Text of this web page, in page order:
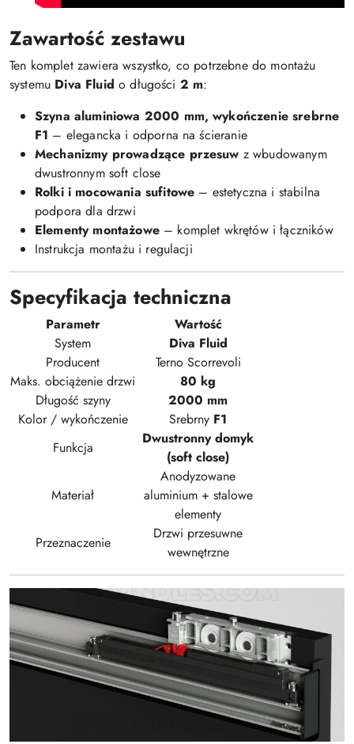
Zawartość zestawu
Ten komplet zawiera wszystko, co potrzebne do montażu
systemu Diva Fluido długości 2 m:
Szyna aluminiowa 2000 mm, wykończenie srebrne
F1 – elegancka i odporna na ścieranie
Mechanizmy prowadzące przesuw z wbudowanym
dwustronnym soft close
Rolki i mocowania sufitowe – estetyczna i stabilna
podpora dla drzwi
Elementy montażowe– komplet wkrętów i łączników
Instrukcja montażu i regulacji
Specyfikacja techniczna
Parametr
Wartość
System
Diva Fluid
Producent
Terno Scorrevoli
Maks. obciążenie drzwi
80 kg
Długość szyny
2000 mm
Kolor / wykończenie
Srebrny F1
Funkcja
Dwustronny domyk
(soft close)
Materiał
Anodyzowane
aluminium + stalowe
elementy
Przeznaczenie
Drzwi przesuwne
wewnętrzne